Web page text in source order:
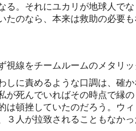
る。それにユカリが地球人で
たのなら、本来は救助の必要
視線をチームルームのメタリ
しに責めるような口調は、確
が死んでいればその時点で縁
は頓挫していたのだろう。ウ
３人が拉致されることもなか